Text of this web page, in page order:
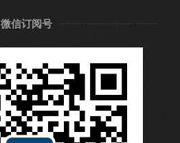
微信订阅号